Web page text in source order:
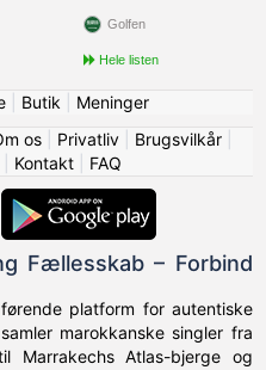
Golfen
Hele listen
| Butik
Meninger
os| Privatliv| Brugsvilkår|
Kontakt| FAQ
Fællesskab – Forbind
platform for autentiske
marokkanske singler fra
Marrakechs Atlas-bjerge og